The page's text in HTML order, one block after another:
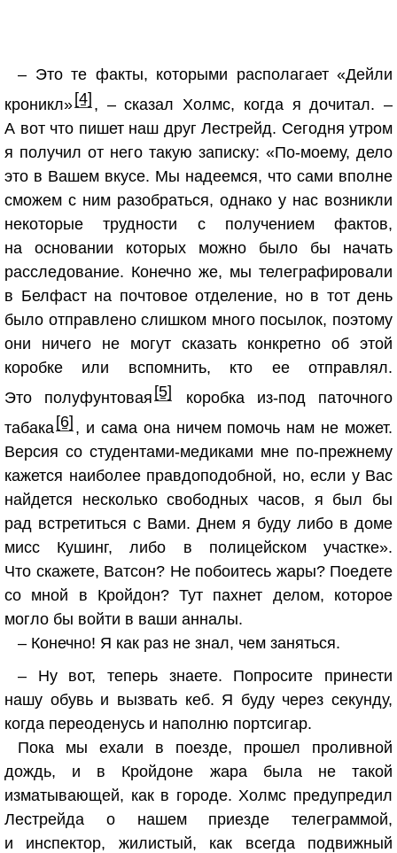
– Это те факты, которыми располагает «Дейли
кроникл» [4] , – сказал Холмс, когда я дочитал. –
А вот что пишет наш друг Лестрейд. Сегодня утром
я получил от него такую записку: «По-моему, дело
это в Вашем вкусе. Мы надеемся, что сами вполне
сможем с ним разобраться, однако у нас возникли
некоторые трудности с получением фактов,
на основании которых можно было бы начать
расследование. Конечно же, мы телеграфировали
в Белфаст на почтовое отделение, но в тот день
было отправлено слишком много посылок, поэтому
они ничего не могут сказать конкретно об этой
коробке или вспомнить, кто ее отправлял.
Это полуфунтовая [5]
коробка из-под паточного
табака [6] , и сама она ничем помочь нам не может.
Версия со студентами-медиками мне по-прежнему
кажется наиболее правдоподобной, но, если у Вас
найдется несколько свободных часов, я был бы
рад встретиться с Вами. Днем я буду либо в доме
мисс Кушинг, либо в полицейском участке».
Что скажете, Ватсон? Не побоитесь жары? Поедете
со мной в Кройдон? Тут пахнет делом, которое
могло бы войти в ваши анналы.
– Конечно! Я как раз не знал, чем заняться.
– Ну вот, теперь знаете. Попросите принести
нашу обувь и вызвать кеб. Я буду через секунду,
когда переоденусь и наполню портсигар.
Пока мы ехали в поезде, прошел проливной
дождь, и в Кройдоне жара была не такой
изматывающей, как в городе. Холмс предупредил
Лестрейда о нашем приезде телеграммой,
и инспектор, жилистый, как всегда подвижный